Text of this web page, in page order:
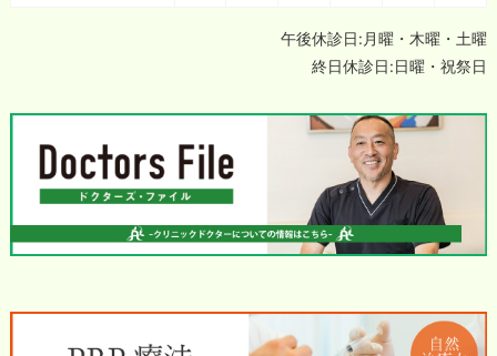
午後休診日:月曜・木曜・土曜
終日休診日:日曜・祝祭日